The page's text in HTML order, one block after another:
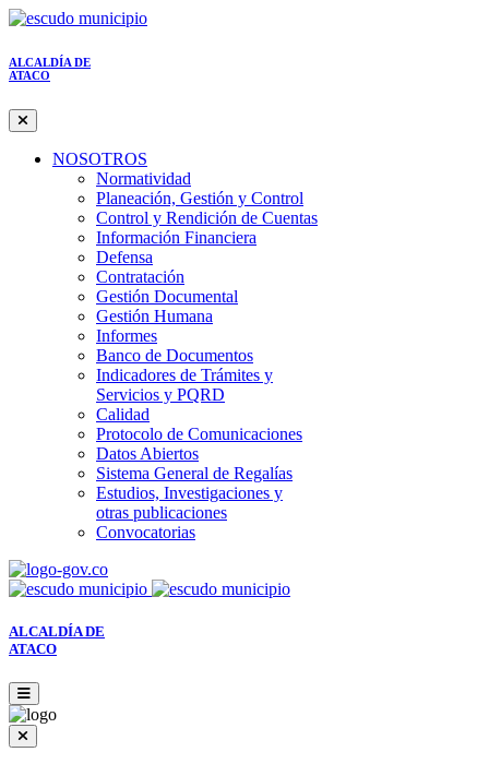
ALCALDÍA DE
ATACO
NOSOTROS
Normatividad
Planeación, Gestión y Control
Control y Rendición de Cuentas
Información Financiera
Defensa
Contratación
Gestión Documental
Gestión Humana
Informes
Banco de Documentos
Indicadores de Trámites y
Servicios y PQRD
Calidad
Protocolo de Comunicaciones
Datos Abiertos
Sistema General de Regalías
Estudios, Investigaciones y
otras publicaciones
Convocatorias
ALCALDÍA DE
ATACO